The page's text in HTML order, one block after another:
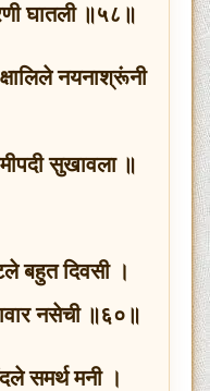
घातली ॥५८॥
नयनाश्रूंनी
सुखावला ॥
बहुत दिवसी ।
नसेची ॥६०॥
समर्थ मनी ।